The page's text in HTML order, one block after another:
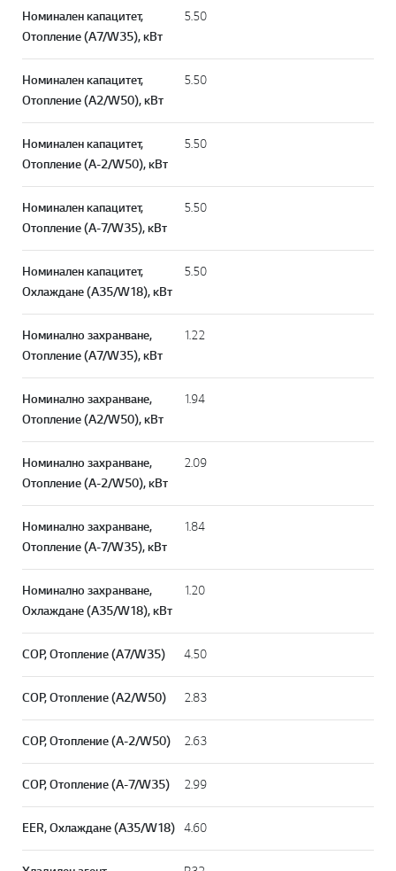
Номинален капацитет,
Отопление (A7/W35), кВт
5.50
Номинален капацитет,
Отопление (A2/W50), кВт
5.50
Номинален капацитет,
Отопление (A-2/W50), кВт
5.50
Номинален капацитет,
Отопление (A-7/W35), кВт
5.50
Номинален капацитет,
Охлаждане (A35/W18), кВт
5.50
Номинално захранване,
Отопление (A7/W35), кВт
1.22
Номинално захранване,
Отопление (A2/W50), кВт
1.94
Номинално захранване,
Отопление (A-2/W50), кВт
2.09
Номинално захранване,
Отопление (A-7/W35), кВт
1.84
Номинално захранване,
Охлаждане (A35/W18), кВт
1.20
СОР, Отопление (A7/W35) 4.50
СОР, Отопление (A2/W50) 2.83
СОР, Отопление (A-2/W50) 2.63
СОР, Отопление (A-7/W35) 2.99
EER, Охлаждане (A35/W18) 4.60